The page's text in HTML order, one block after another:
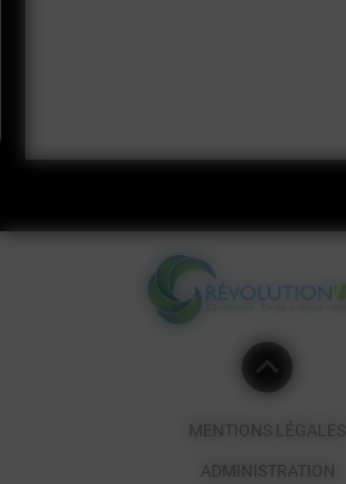
MENTIONS LÉGALES
ADMINISTRATION